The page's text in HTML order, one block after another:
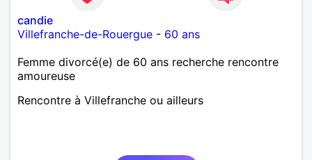
candie
Villefranche-de-Rouergue - 60 ans
Femme divorcé(e) de 60 ans recherche rencontre
amoureuse
Rencontre à Villefranche ou ailleurs